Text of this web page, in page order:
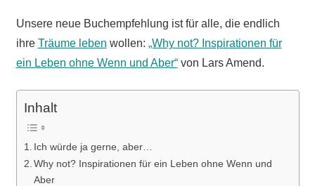
Unsere neue Buchempfehlung ist für alle, die endlich
ihre Träume leben wollen: „Why not? Inspirationen für
ein Leben ohne Wenn und Aber“von Lars Amend.
Inhalt
Ich würde ja gerne, aber…
Why not? Inspirationen für ein Leben ohne Wenn und
Aber